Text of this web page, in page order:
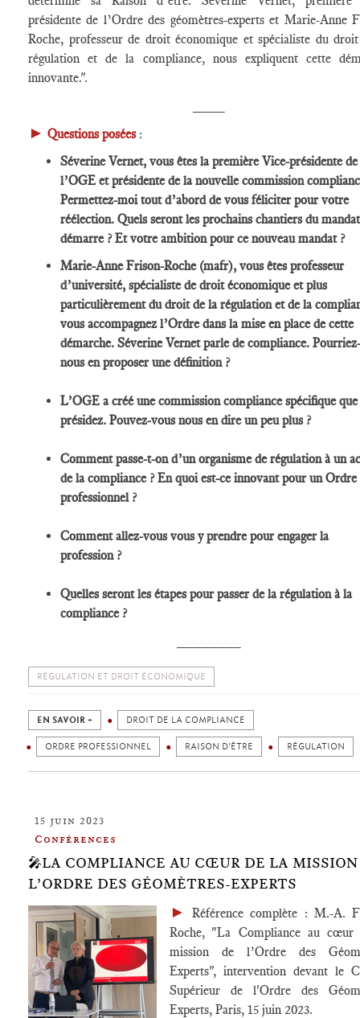
présidente de l’Ordre des géomètres-experts et Marie-Anne
Roche, professeur de droit économique et spécialiste du
régulation et de la compliance, nous expliquent cette
innovante.".
► Questions posées:
Séverine Vernet, vous êtes la première Vice-présidente de
l’OGE et présidente de la nouvelle commission
Permettez-moi tout d’abord de vous féliciter pour votre
réélection. Quels seront les prochains chantiers du
démarre ? Et votre ambition pour ce nouveau mandat ?
Marie-Anne Frison-Roche (mafr), vous êtes professeur
d’université, spécialiste de droit économique et plus
particulièrement du droit de la régulation et de la
vous accompagnez l’Ordre dans la mise en place de cette
démarche. Séverine Vernet parle de compliance.
nous en proposer une définition ?
L’OGE a créé une commission compliance spécifique
présidez. Pouvez-vous nous en dire un peu plus ?
Comment passe-t-on d’un organisme de régulation à un
de la compliance ? En quoi est-ce innovant pour un Ordre
professionnel ?
Comment allez-vous vous y prendre pour engager la
profession ?
Quelles seront les étapes pour passer de la régulation à la
compliance ?
RÉGULATION ET DROIT ÉCONOMIQUE
EN SAVOIR + DROIT DE LA COMPLIANCE
ORDRE PROFESSIONNEL RAISON D'ÊTRE RÉGULATION
15 juin 2023
Conférences
🎤LA COMPLIANCE AU CŒUR DE LA
L’ORDRE DES GÉOMÈTRES-EXPERTS
►Référence complète : M.-A.
Roche, "La Compliance au
mission de l’Ordre des
Experts", intervention devant le
Supérieur de l'Ordre des
Experts, Paris, 15 juin 2023.